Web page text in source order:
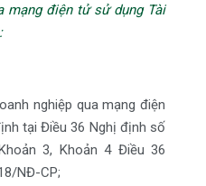
mạng điện tử sử dụng Tài
nghiệp qua mạng điện
tại Điều 36 Nghị định số
3, Khoản 4 Điều 36
NĐ-CP;